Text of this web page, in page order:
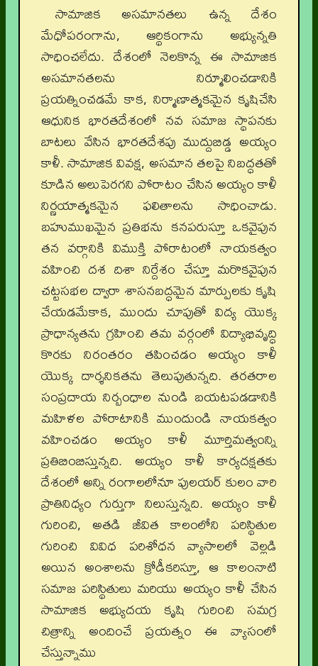
సామాజిక అసమానతలు ఉన్న దేశం
మేధోపరంగాను, ఆర్థికంగాను అభ్యున్నతి
సాధించలేదు. దేశంలో నెలకొన్న ఈ సామాజిక
అసమానతలను నిర్మూలించడానికి
ప్రయత్నించడమే కాక, నిర్మాణాత్మకమైన కృషిచేసి
ఆధునిక భారతదేశంలో నవ సమాజ స్థాపనకు
బాటలు వేసిన భారతదేశపు ముద్దుబిడ్డ అయ్యం
కాళీ. సామాజిక వివక్ష, అసమాన తలపై నిబద్ధతతో
కూడిన అలుపెరగని పోరాటం చేసిన అయ్యం కాళీ
నిర్ణయాత్మకమైన ఫలితాలను సాధించాడు.
బహుముఖమైన ప్రతిభను కనపరుస్తూ ఒకవైపున
తన వర్గానికి విముక్తి పోరాటంలో నాయకత్వం
వహించి దశ దిశా నిర్దేశం చేస్తూ మరొకవైపున
చట్టసభల ద్వారా శాసనబద్ధమైన మార్పులకు కృషి
చేయడమేకాక, ముందు చూపుతో విద్య యొక్క
ప్రాధాన్యతను గ్రహించి తమ వర్గంలో విద్యాభివృద్ధి
కొరకు నిరంతరం తపించడం అయ్యం కాళీ
యొక్క దార్శనికతను తెలుపుతున్నది. తరతరాల
సంప్రదాయ నిర్బంధాల నుండి బయటపడడానికి
మహిళల పోరాటానికి ముందుండి నాయకత్వం
వహించడం అయ్యం కాళీ మూర్తిమత్వంన్ని
ప్రతిబింబిస్తున్నది. అయ్యం కాళీ కార్యదక్షతకు
దేశంలో అన్ని రంగాలలోనూ పులయర్ కులం వారి
ప్రాతినిధ్యం గుర్తుగా నిలుస్తున్నది. అయ్యం కాళీ
గురించి, అతడి జీవిత కాలంలోని పరిస్థితుల
గురించి వివిధ పరిశోధన వ్యాసాలలో వెల్లడి
అయిన అంశాలను క్రోడీకరిస్తూ, ఆ కాలంనాటి
సమాజ పరిస్థితులు మరియు అయ్యం కాళీ చేసిన
సామాజిక అభ్యుదయ కృషి గురించి సమగ్ర
చిత్రాన్ని అందించే ప్రయత్నం ఈ వ్యాసంలో
చేస్తున్నాము